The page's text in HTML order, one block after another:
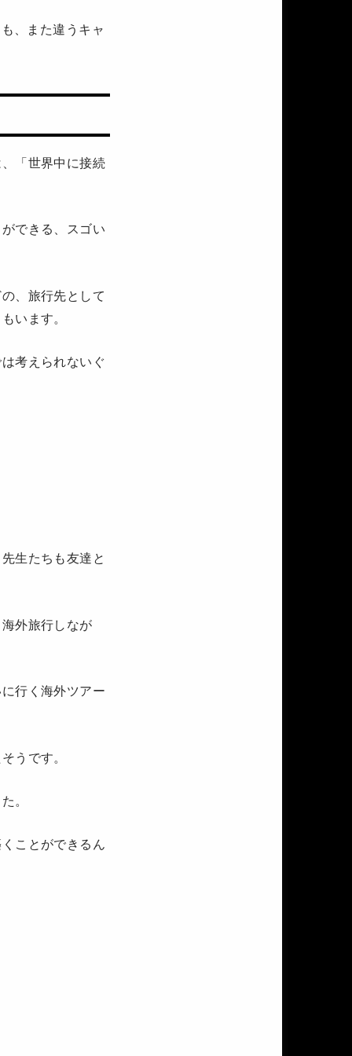
、また違うキャ
「世界中に接続
できる、スゴい
、旅行先として
います。
考えられないぐ
生たちも友達と
外旅行しなが
行く海外ツアー
うです。
。
ことができるん